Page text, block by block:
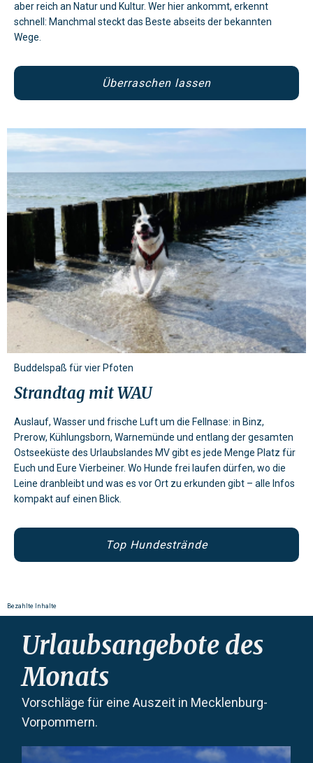
aber reich an Natur und Kultur. Wer hier ankommt, erkennt
schnell: Manchmal steckt das Beste abseits der bekannten
Wege.
Überraschen lassen
Buddelspaß für vier Pfoten
Strandtag mit WAU
Auslauf, Wasser und frische Luft um die Fellnase: in Binz,
Prerow, Kühlungsborn, Warnemünde und entlang der gesamten
Ostseeküste des Urlaubslandes MV gibt es jede Menge Platz für
Euch und Eure Vierbeiner. Wo Hunde frei laufen dürfen, wo die
Leine dranbleibt und was es vor Ort zu erkunden gibt – alle Infos
kompakt auf einen Blick.
Top Hundestrände
Bezahlte Inhalte
Urlaubsangebote des
Monats
Vorschläge für eine Auszeit in Mecklenburg-
Vorpommern.